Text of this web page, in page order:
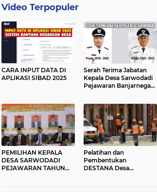
Video Terpopuler
CARA INPUT DATA DI
APLIKASI SIBAD 2025
Serah Terima Jabatan
Kepala Desa Sarwodadi
Pejawaran Banjarnegara
PEMILIHAN KEPALA
DESA SARWODADI
PEJAWARAN TAHUN
Pelatihan dan
Pembentukan
DESTANA Desa